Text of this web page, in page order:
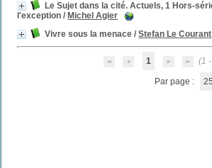
Le Sujet dans la cité. Actuels, 1 Hors-
l'exception / Michel Agier
Vivre sous la menace /Stefan Le Courant
1 (1
Par page : 25